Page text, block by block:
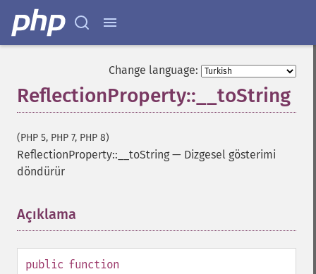
Change language:
ReflectionProperty::__toString
(PHP 5, PHP 7, PHP 8)
ReflectionProperty::__toString — Dizgesel gösterimi
döndürür
Açıklama
public function